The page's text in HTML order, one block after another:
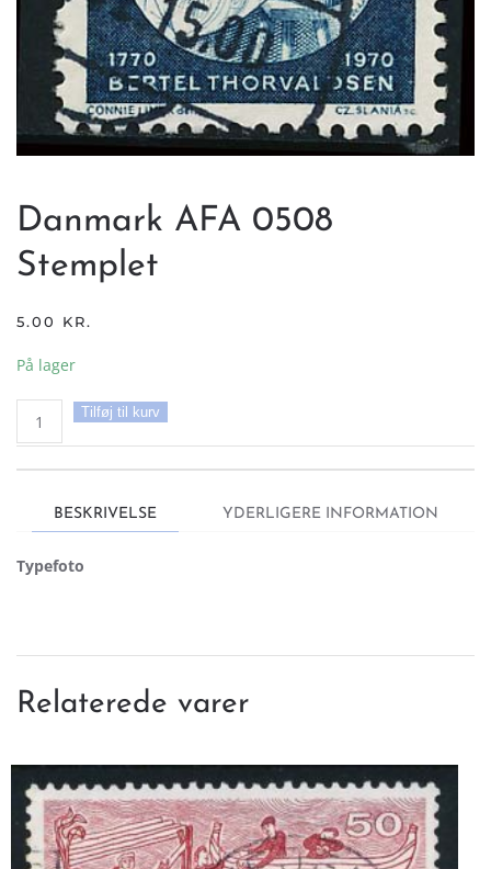
Danmark AFA 0508
Stemplet
5.00 KR.
På lager
Danmark
AFA
Tilføj til kurv
BESKRIVELSE YDERLIGERE INFORMATION
Typefoto
Relaterede varer